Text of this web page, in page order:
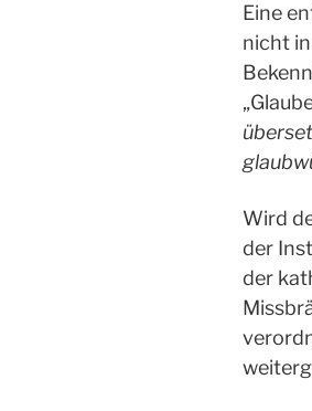
Eine
nicht
Wird
der
der